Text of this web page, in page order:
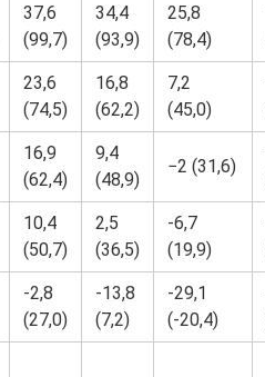
37,6
(99,7)
34,4
(93,9)
25,8
(78,4)
23,6
(74,5)
16,8
(62,2)
7,2
(45,0)
16,9
(62,4)
9,4
(48,9)
−2 (31,6)
10,4
(50,7)
2,5
(36,5)
-6,7
(19,9)
-2,8
(27,0)
-13,8
(7,2)
-29,1
(-20,4)